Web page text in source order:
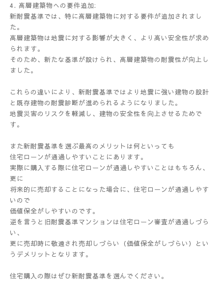
4. 高層建築物への要件追加:
新耐震基準では、特に高層建築物に対する要件が追加されまし
た。
高層建築物は地震に対する影響が大きく、より高い安全性が求め
られます。
そのため、新たな基準が設けられ、高層建築物の耐震性が向上し
ました。
これらの違いにより、新耐震基準ではより地震に強い建物の設計
と既存建物の耐震診断が進められるようになりました。
地震災害のリスクを軽減し、建物の安全性を向上させるためで
す。
また新耐震基準を選ぶ最高のメリットは何といっても
住宅ローンが通過しやすいことにあります。
実際に購入する際に住宅ローンが通過しやすいことはもちろん、
更に
将来的に売却することになった場合に、住宅ローンが通過しやす
いので
価値保全がしやすいのです。
逆を言うと旧耐震基準マンションは住宅ローン審査が通過しづら
い、
更に売却時に敬遠され売却しづらい（価値保全がしづらい）とい
うデメリットとなります。
住宅購入の際はぜひ新耐震基準を選んでください。